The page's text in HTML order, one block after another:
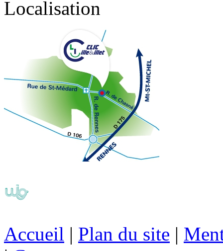
Localisation
Accueil | Plan du site |